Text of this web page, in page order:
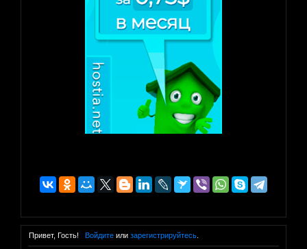
Привет, Гость! Войдитеили зарегистрируйтесь.